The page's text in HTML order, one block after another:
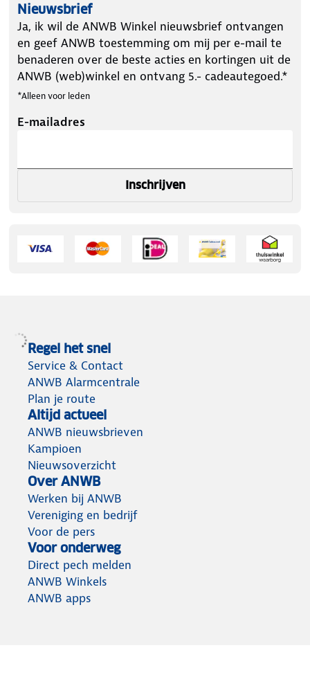
Nieuwsbrief
Ja, ik wil de ANWB Winkel nieuwsbrief ontvangen
en geef ANWB toestemming om mij per e-mail te
benaderen over de beste acties en kortingen uit de
ANWB (web)winkel en ontvang 5.- cadeautegoed.*
*Alleen voor leden
E-mailadres
Inschrijven
Regel het snel
Service & Contact
ANWB Alarmcentrale
Plan je route
Altijd actueel
ANWB nieuwsbrieven
Kampioen
Nieuwsoverzicht
Over ANWB
Werken bij ANWB
Vereniging en bedrijf
Voor de pers
Voor onderweg
Direct pech melden
ANWB Winkels
ANWB apps